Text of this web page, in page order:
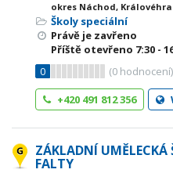
okres Náchod,
Školy speciální
Právě je zavřeno
Příště otevřeno 7:30 -
0
(0 hodnocení)
+420 491 812 356
ZÁKLADNÍ UMĚLECKÁ
FALTY